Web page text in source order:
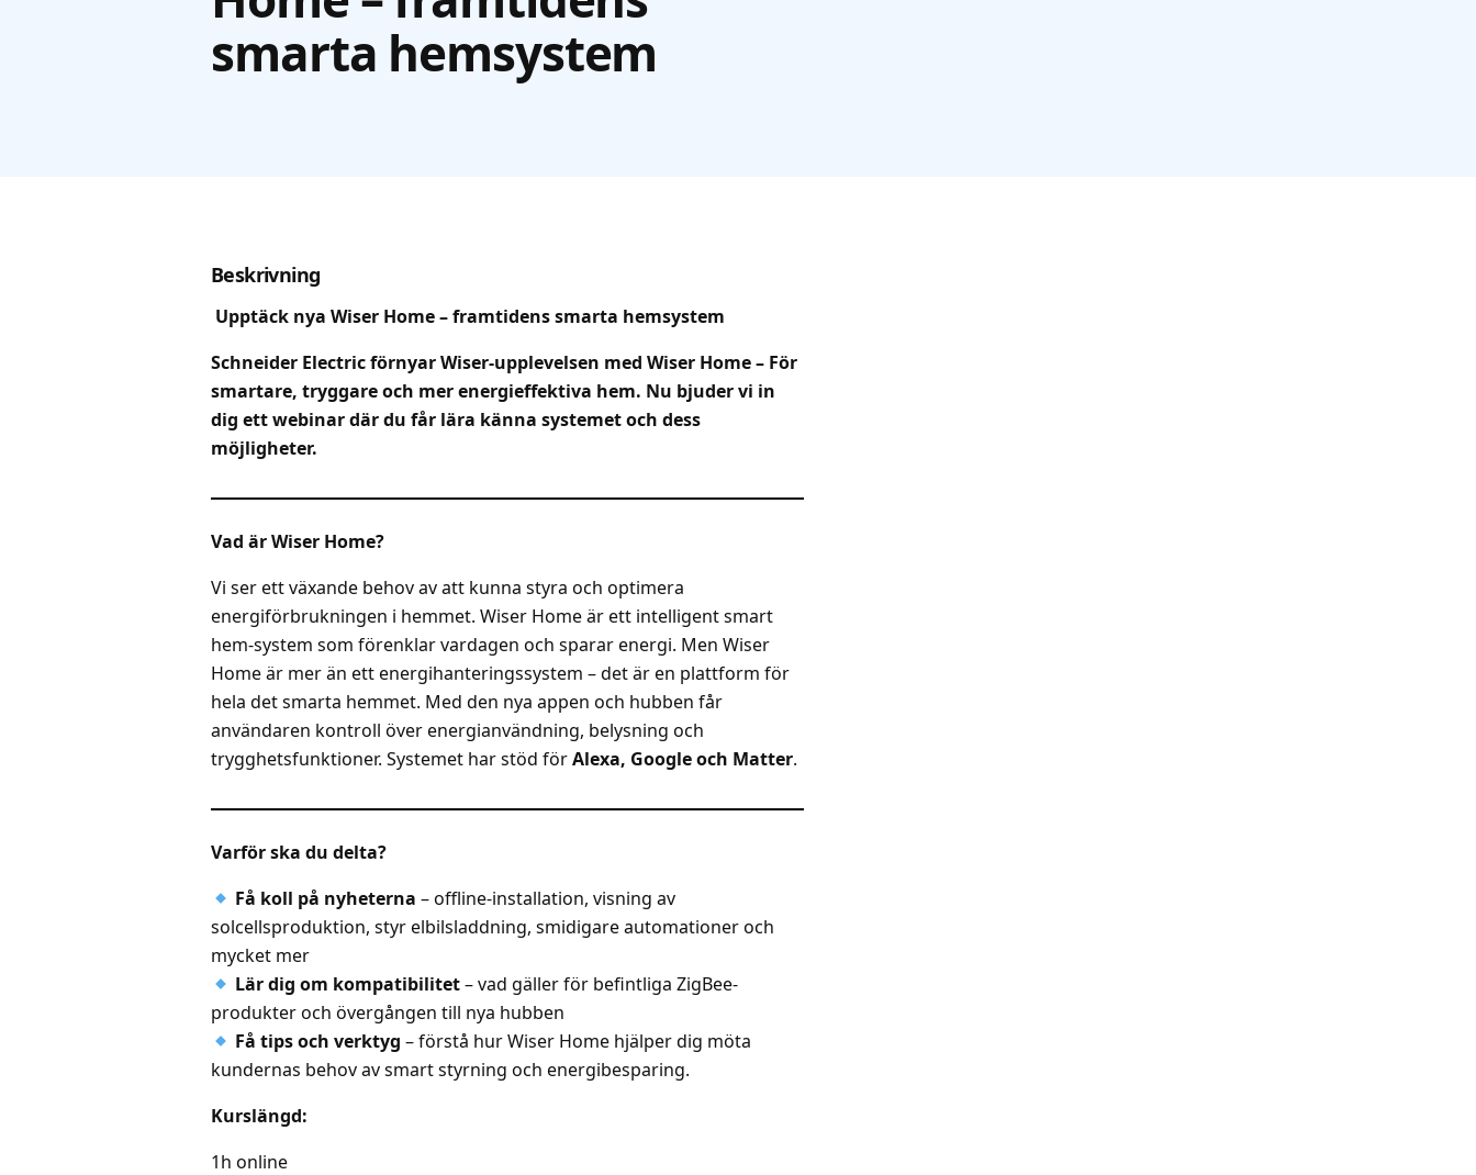
smarta hemsystem
Beskrivning
Upptäck nya Wiser Home – framtidens smarta hemsystem
Schneider Electric förnyar Wiser-upplevelsen med Wiser Home – För
smartare, tryggare och mer energieffektiva hem. Nu bjuder vi in
dig ett webinar där du får lära känna systemet och dess
möjligheter.
Vad är Wiser Home?
Vi ser ett växande behov av att kunna styra och optimera
energiförbrukningen i hemmet. Wiser Home är ett intelligent smart
hem-system som förenklar vardagen och sparar energi. Men Wiser
Home är mer än ett energihanteringssystem – det är en plattform för
hela det smarta hemmet. Med den nya appen och hubben får
användaren kontroll över energianvändning, belysning och
trygghetsfunktioner. Systemet har stöd förAlexa, Google och Matter.
Varför ska du delta?
Få koll på nyheterna – offline-installation, visning av
solcellsproduktion, styr elbilsladdning, smidigare automationer och
mycket mer
Lär dig om kompatibilitet– vad gäller för befintliga ZigBee-
produkter och övergången till nya hubben
Få tips och verktyg – förstå hur Wiser Home hjälper dig möta
kundernas behov av smart styrning och energibesparing.
Kurslängd:
1h online